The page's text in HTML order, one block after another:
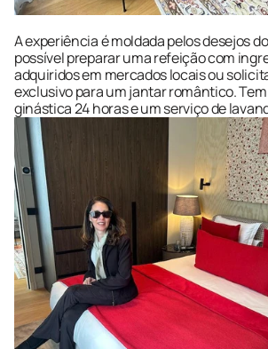
A experiência é moldada pelos desejos
possível preparar uma refeição com
adquiridos em mercados locais ou
exclusivo para um jantar romântico.
ginástica 24 horas e um serviço de